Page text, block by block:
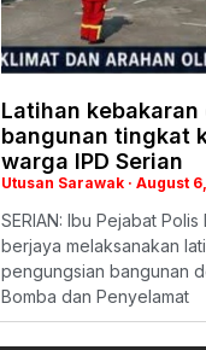
Latihan
bangunan tingkat
warga IPD Serian
Utusan Sarawak August
SERIAN: Ibu Pejabat
berjaya melaksanakan
pengungsian bangunan
Bomba dan Penyelamat